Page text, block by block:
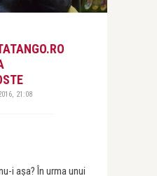
21:08
i așa? În urma unui